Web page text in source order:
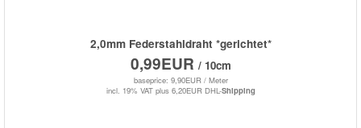
2,0mm Federstahldraht *gerichtet*
0,99EUR / 10cm
baseprice: 9,90EUR / Meter
incl. 19% VAT plus 6,20EUR DHL-Shipping